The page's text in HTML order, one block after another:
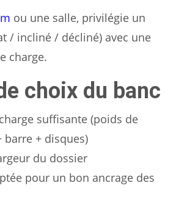
ou une salle, privilégie un
/ incliné / décliné) avec une
charge.
choix du banc
suffisante (poids de
barre + disques)
du dossier
pour un bon ancrage des